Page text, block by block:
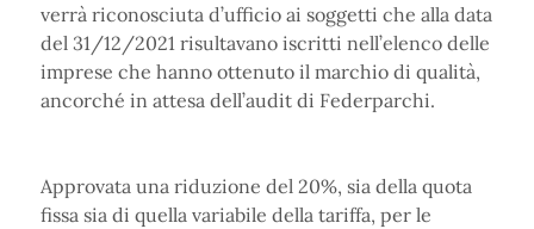
verrà riconosciuta d’ufficio ai soggetti che alla data
del 31/12/2021 risultavano iscritti nell’elenco delle
imprese che hanno ottenuto il marchio di qualità,
ancorché in attesa dell’audit di Federparchi.
Approvata una riduzione del 20%, sia della quota
fissa sia di quella variabile della tariffa, per le